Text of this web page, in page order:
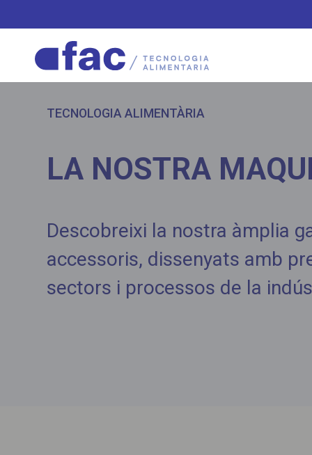
TECNOLOGIA ALIMENTÀRIA
LA NOSTRA
Descobreixi la nostra àmplia
accessoris, dissenyats amb
sectors i processos de la